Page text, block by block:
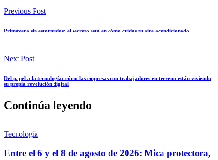
Previous Post
Primavera sin estornudos: el secreto está en cómo cuidas tu aire acondicionado
Next Post
Del papel a la tecnología: cómo las empresas con trabajadores en terreno están viviendo
su propia revolución digital
Continúa leyendo
Tecnología
Entre el 6 y el 8 de agosto de 2026: Mica protectora,